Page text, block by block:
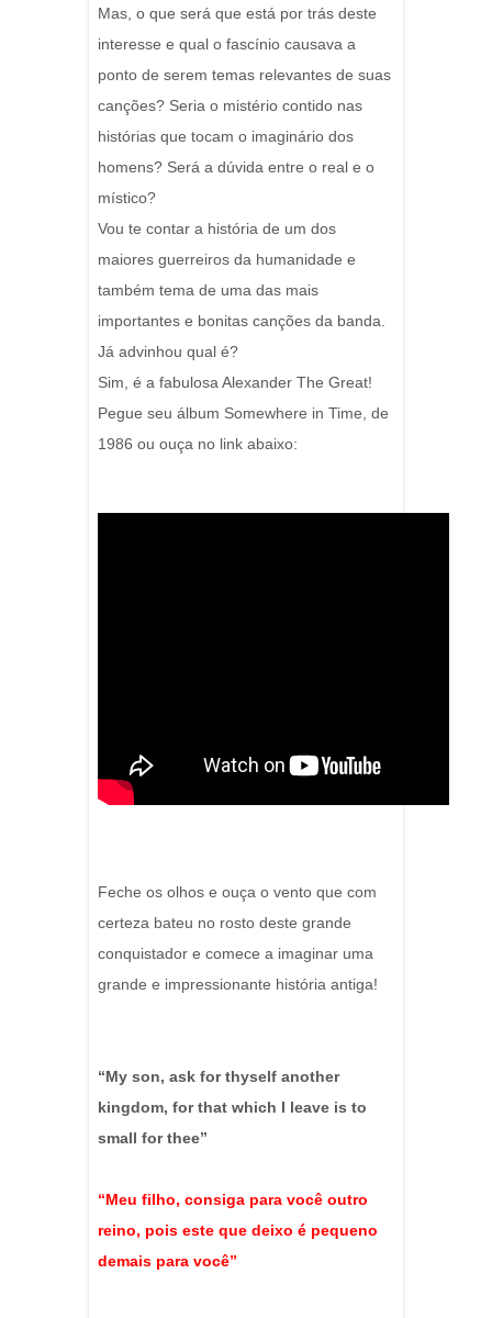
Mas, o que será que está por trás deste
interesse e qual o fascínio causava a
ponto de serem temas relevantes de suas
canções? Seria o mistério contido nas
histórias que tocam o imaginário dos
homens? Será a dúvida entre o real e o
místico?
Vou te contar a história de um dos
maiores guerreiros da humanidade e
também tema de uma das mais
importantes e bonitas canções da banda.
Já advinhou qual é?
Sim, é a fabulosa Alexander The Great!
Pegue seu álbum Somewhere in Time, de
1986 ou ouça no link abaixo:
Feche os olhos e ouça o vento que com
certeza bateu no rosto deste grande
conquistador e comece a imaginar uma
grande e impressionante história antiga!
“My son, ask for thyself another
kingdom, for that which I leave is to
small for thee”
“Meu filho, consiga para você outro
reino, pois este que deixo é pequeno
demais para você”